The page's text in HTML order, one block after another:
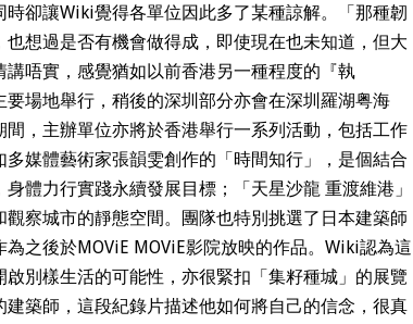
卻讓Wiki覺得各單位因此多了某種諒解。「那種韌
想過是否有機會做得成，即使現在也未知道，但大
唔實，感覺猶如以前香港另一種程度的『執
場地舉行，稍後的深圳部分亦會在深圳羅湖粤海
，主辦單位亦將於香港舉行一系列活動，包括工作
媒體藝術家張韻雯創作的「時間知行」，是個結合
體力行實踐永續發展目標；「天星沙龍 重渡維港」
察城市的靜態空間。團隊也特別挑選了日本建築師
之後於MOViE MOViE影院放映的作品。Wiki認為這
別樣生活的可能性，亦很緊扣「集籽種城」的展覽
築師，這段紀錄片描述他如何將自己的信念，很真